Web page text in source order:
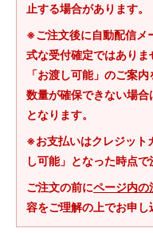
止する場合があります。
※ご注文後に自動配信メ
式な受付確定ではありま
「お渡し可能」のご案
数量が確保できない場
となります。
※お支払いはクレジット
し可能」となった時点で
ご注文の前にページ内の
容をご理解の上でお申し